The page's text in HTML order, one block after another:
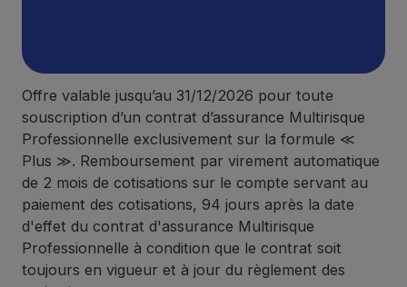
Offre valable jusqu’au 31/12/2026 pour toute
souscription d’un contrat d’assurance Multirisque
Professionnelle exclusivement sur la formule ≪
Plus ≫. Remboursement par virement automatique
de 2 mois de cotisations sur le compte servant au
paiement des cotisations, 94 jours après la date
d'effet du contrat d'assurance Multirisque
Professionnelle à condition que le contrat soit
toujours en vigueur et à jour du règlement des